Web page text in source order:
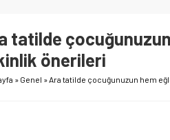
tatilde
önerileri
» Genel »Ara tatilde çocuğunuzun hem